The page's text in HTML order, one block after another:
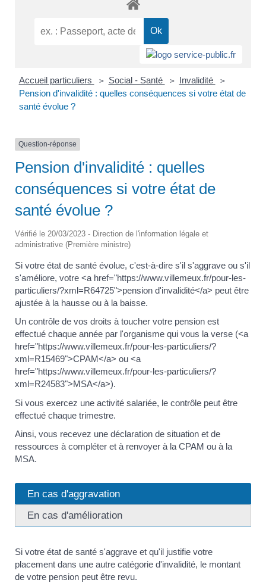
Accueil particuliers > Social - Santé > Invalidité >
Pension d'invalidité : quelles conséquences si votre état de
santé évolue ?
Question-réponse
Pension d'invalidité : quelles
conséquences si votre état de
santé évolue ?
Vérifié le 20/03/2023 - Direction de l'information légale et
administrative (Première ministre)
Si votre état de santé évolue, c'est-à-dire s'il s'aggrave ou s'il
s'améliore, votre <a href="https://www.villemeux.fr/pour-les-
particuliers/?xml=R64725">pension d'invalidité</a> peut être
ajustée à la hausse ou à la baisse.
Un contrôle de vos droits à toucher votre pension est
effectué chaque année par l'organisme qui vous la verse (<a
href="https://www.villemeux.fr/pour-les-particuliers/?
xml=R15469">CPAM</a> ou <a
href="https://www.villemeux.fr/pour-les-particuliers/?
xml=R24583">MSA</a>).
Si vous exercez une activité salariée, le contrôle peut être
effectué chaque trimestre.
Ainsi, vous recevez une déclaration de situation et de
ressources à compléter et à renvoyer à la CPAM ou à la
MSA.
En cas d'aggravation
En cas d'amélioration
Si votre état de santé s'aggrave et qu'il justifie votre
placement dans une autre catégorie d'invalidité, le montant
de votre pension peut être revu.